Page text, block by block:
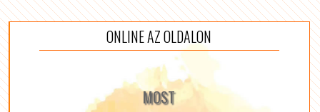
ONLINE AZ OLDALON
MOST